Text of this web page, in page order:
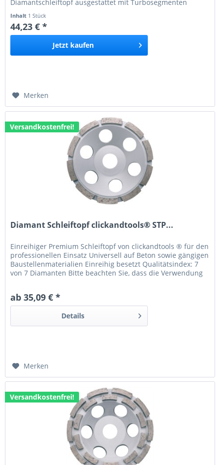
Diamantschleiftopf ausgestattet mit Turbosegmenten
verschiedener Oberflächen. Die M14 Aufnahme eignet sich
für viele handelsüblichen Winkelschleifer. Einsatzbereich:...
Inhalt 1 Stück
44,23 € *
Jetzt kaufen
Merken
Versandkostenfrei!
Diamant Schleiftopf clickandtools® STP...
Einreihiger Premium Schleiftopf von clickandtools ® für den
professionellen Einsatz Universell auf Beton sowie gängigen
Baustellenmaterialien Einreihig besetzt Qualitätsindex: 7
von 7 Diamanten Bitte beachten Sie, dass die Verwendung
ab 35,09 € *
Details
Merken
Versandkostenfrei!